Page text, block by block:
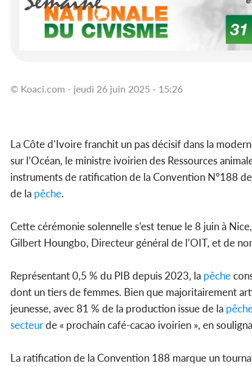
© Koaci.com - jeudi 26 juin 2025 - 15:26
La Côte d’Ivoire franchit un pas décisif dans la
sur l’Océan, le ministre ivoirien des Ressources
instruments de ratification de la Convention N°188
de la pêche.
Cette cérémonie solennelle s’est tenue le 8 juin à
Gilbert Houngbo, Directeur général de l’OIT, et de
Représentant 0,5 % du PIB depuis 2023, la pêche
dont un tiers de femmes. Bien que majoritairement
jeunesse, avec 81 % de la production issue de la
secteurde « prochain café-cacao ivoirien », en
La ratification de la Convention 188 marque un